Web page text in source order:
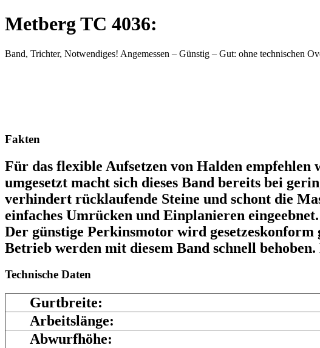
Metberg TC 4036:
Band, Trichter, Notwendiges! Angemessen – Günstig – Gut: ohne technischen
Fakten
Für das flexible Aufsetzen von Halden
umgesetzt macht sich dieses Band bereits bei
verhindert rücklaufende Steine und schont die
einfaches Umrücken und Einplanieren eingeebnet.
Der günstige Perkinsmotor wird
Betrieb werden mit diesem Band schnell
Technische Daten
Gurtbreite:
Arbeitslänge:
Abwurfhöhe: